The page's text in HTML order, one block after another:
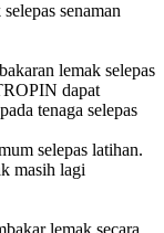
senaman
lemak selepas
dapat
tenaga selepas
selepas latihan.
masih lagi